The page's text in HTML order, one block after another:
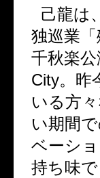
己龍は
独巡業
千秋楽公
City。昨
いる方
い期間
ベーシ
持ち味